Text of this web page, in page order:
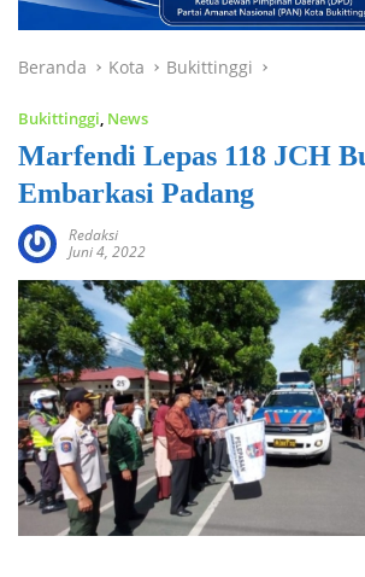
Beranda Kota Bukittinggi
Bukittinggi News
Marfendi Lepas 118 JCH
Embarkasi Padang
Redaksi
Juni 4, 2022